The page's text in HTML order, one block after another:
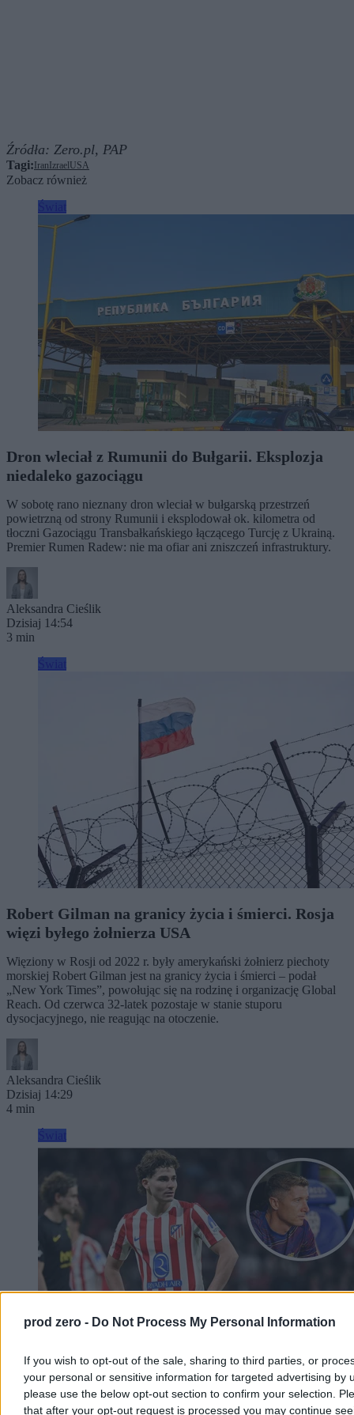
prod zero - Do Not Process My Personal Information
If you wish to opt-out of the sale, sharing to third parties, or
your personal or sensitive information for targeted advertising by
please use the below opt-out section to confirm your selection.
that after your opt-out request is processed you may continue
Źródła: Zero.pl, PAP
Tagi: Iran Izrael USA
Zobacz również
Dron wleciał z Rumunii do Bułgarii. Eksplozja
niedaleko gazociągu
W sobotę rano nieznany dron wleciał w bułgarską przestrzeń
powietrzną od strony Rumunii i eksplodował ok. kilometra od
tłoczni Gazociągu Transbałkańskiego łączącego Turcję z Ukrainą.
Premier Rumen Radew: nie ma ofiar ani zniszczeń infrastruktury.
Aleksandra Cieślik
Dzisiaj 14:54
3 min
Robert Gilman na granicy życia i śmierci. Rosja
więzi byłego żołnierza USA
Więziony w Rosji od 2022 r. były amerykański żołnierz piechoty
morskiej Robert Gilman jest na granicy życia i śmierci – podał
„New York Times”, powołując się na rodzinę i organizację Global
Reach. Od czerwca 32-latek pozostaje w stanie stuporu
dysocjacyjnego, nie reagując na otoczenie.
Aleksandra Cieślik
Dzisiaj 14:29
4 min
Miał zastąpić Lewandowskiego w Barcelonie.
Klub nie zgodził się na transfer